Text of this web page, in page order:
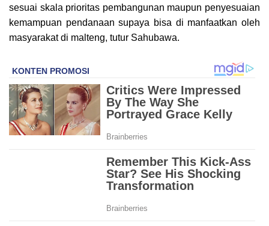
sesuai skala prioritas pembangunan maupun penyesuaian
kemampuan pendanaan supaya bisa di manfaatkan oleh
masyarakat di malteng, tutur Sahubawa.